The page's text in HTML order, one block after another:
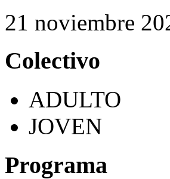
21 noviembre
Colectivo
ADULTO
JOVEN
Programa